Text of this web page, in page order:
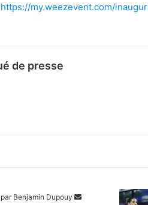
https://my.weezevent.com/
de presse
par Benjamin Dupouy